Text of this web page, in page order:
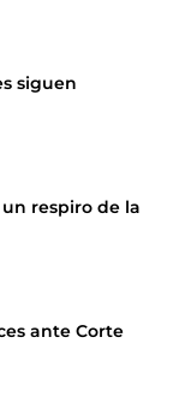
siguen
respiro de la
ante Corte